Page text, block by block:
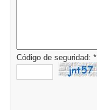
Código de seguridad: *